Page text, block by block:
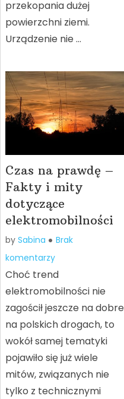
przekopania dużej
powierzchni ziemi.
Urządzenie nie …
Czas na prawdę –
Fakty i mity
dotyczące
elektromobilności
by Sabina
Brak
komentarzy
Choć trend
elektromobilności nie
zagościł jeszcze na dobre
na polskich drogach, to
wokół samej tematyki
pojawiło się już wiele
mitów, związanych nie
tylko z technicznymi